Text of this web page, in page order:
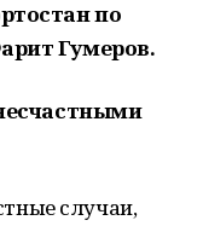
по
Гумеров.
случаи,